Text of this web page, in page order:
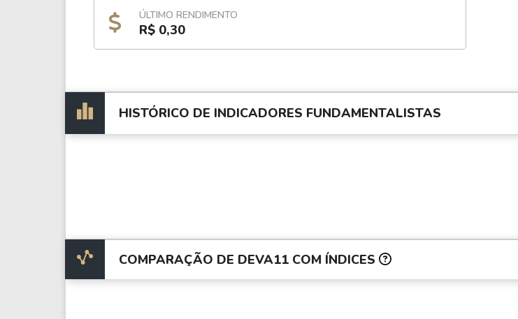
ÚLTIMO RENDIMENTO
R$ 0,30
HISTÓRICO DE INDICADORES FUNDAMENTALISTAS
COMPARAÇÃO DE DEVA11 COM ÍNDICES